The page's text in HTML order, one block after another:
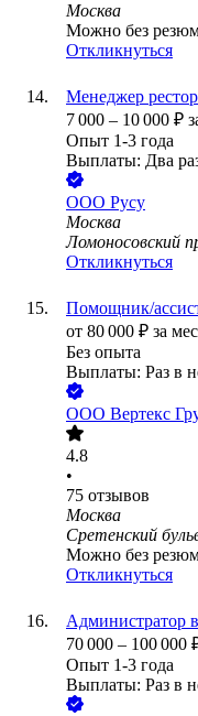
Москва
Можно без
Откликнуться
Менеджер
7 000 – 10 000 ₽
Опыт 1-3 года
Выплаты: Два
ООО Русу
Москва
Ломоносовский
Откликнуться
Помощник/
от 80 000 ₽ за
Без опыта
Выплаты: Раз в
ООО Вертекс
4.8
•
75 отзывов
Москва
Сретенский
Можно без
Откликнуться
Администратор
70 000 – 100 000
Опыт 1-3 года
Выплаты: Раз в